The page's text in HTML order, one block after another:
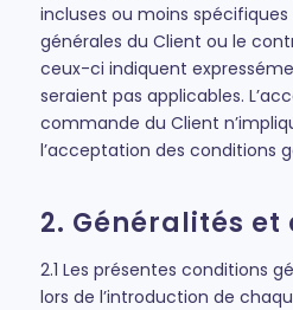
incluses ou moins
générales du Client ou le
ceux-ci indiquent
seraient pas applicables.
commande du Client
l’acceptation des conditions
2. Généralités
2.1 Les présentes conditions
lors de l’introduction de